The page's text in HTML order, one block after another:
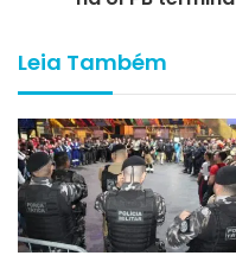
Leia Também